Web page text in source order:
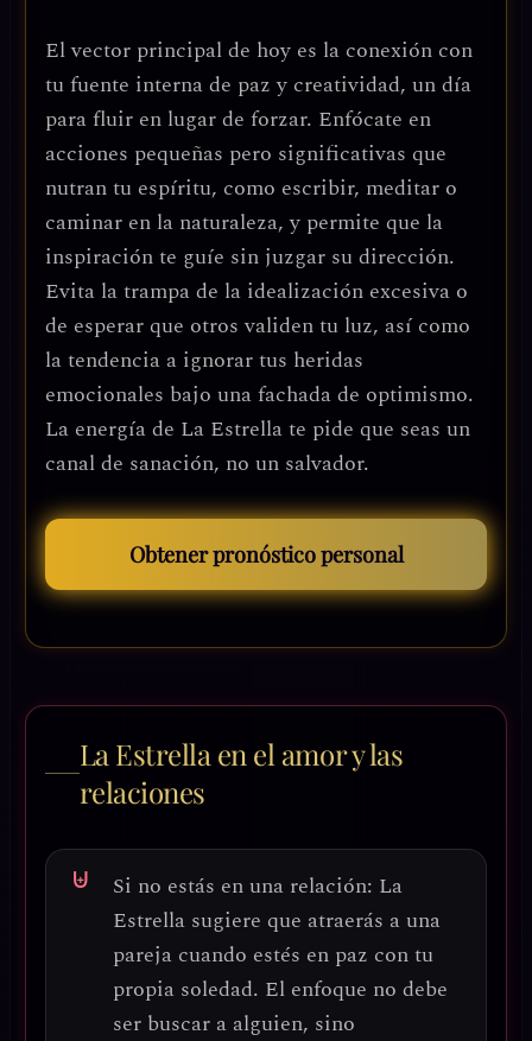
El vector principal de hoy es la conexión con
tu fuente interna de paz y creatividad, un día
para fluir en lugar de forzar. Enfócate en
acciones pequeñas pero significativas que
nutran tu espíritu, como escribir, meditar o
caminar en la naturaleza, y permite que la
inspiración te guíe sin juzgar su dirección.
Evita la trampa de la idealización excesiva o
de esperar que otros validen tu luz, así como
la tendencia a ignorar tus heridas
emocionales bajo una fachada de optimismo.
La energía de La Estrella te pide que seas un
canal de sanación, no un salvador.
Obtener pronóstico personal
La Estrella en el amor y las
relaciones
Si no estás en una relación: La
Estrella sugiere que atraerás a una
pareja cuando estés en paz con tu
propia soledad. El enfoque no debe
ser buscar a alguien, sino